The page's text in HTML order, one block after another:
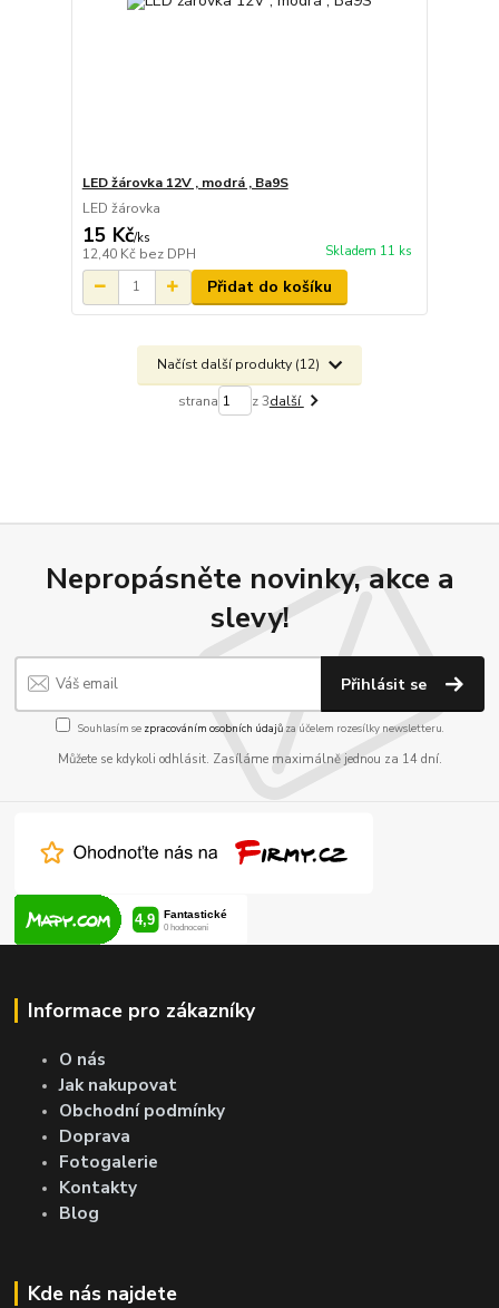
LED žárovka 12V , modrá , Ba9S
LED žárovka
15 Kč/ks
12,40 Kč bez DPH Skladem 11 ks
Přidat do košíku
Načíst další produkty (12)
strana z 3další
Nepropásněte novinky, akce a
slevy!
Přihlásit se
Souhlasím se zpracováním osobních údajůza účelem rozesílky newsletteru.
Můžete se kdykoli odhlásit. Zasíláme maximálně jednou za 14 dní.
Informace pro zákazníky
O nás
Jak nakupovat
Obchodní podmínky
Doprava
Fotogalerie
Kontakty
Blog
Kde nás najdete